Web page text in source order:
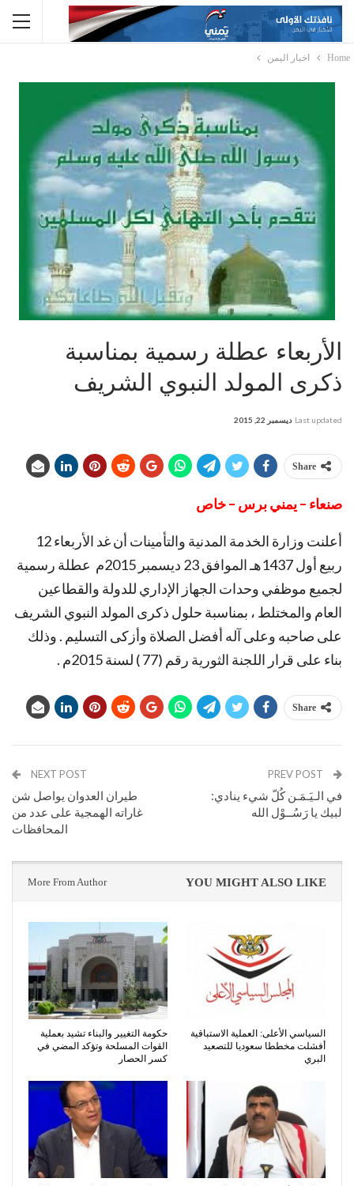
Home اخبار اليمن
الأربعاء عطلة رسمية بمناسبة
ذكرى المولد النبوي الشريف
Last updated ديسمبر 22, 2015
Share
صنعاء – يمني برس – خاص
أعلنت وزارة الخدمة المدنية والتأمينات أن غد الأربعاء 12
ربيع أول 1437هـ الموافق 23 ديسمبر 2015م عطلة رسمية
لجميع موظفي وحدات الجهاز الإداري للدولة والقطاعين
العام والمختلط ، بمناسبة حلول ذكرى المولد النبوي الشريف
على صاحبه وعلى آله أفضل الصلاة وأزكى التسليم . وذلك
بناء على قرار اللجنة الثورية رقم (77 ) لسنة 2015م .
Share
في الـيَـمَـن كُلّ شيء ينادي:
لبيك يا رَسُــوْل الله
NEXT POST
طيران العدوان يواصل شن
غاراته الهمجية على عدد من
المحافظات
YOU MIGHT ALSO LIKE
More From Author
السياسي الأعلى: العملية الاستباقية
أفشلت مخططا سعوديا للتصعيد
البري
حكومة التغيير والبناء تشيد بعملية
القوات المسلحة وتؤكد المضي في
كسر الحصار